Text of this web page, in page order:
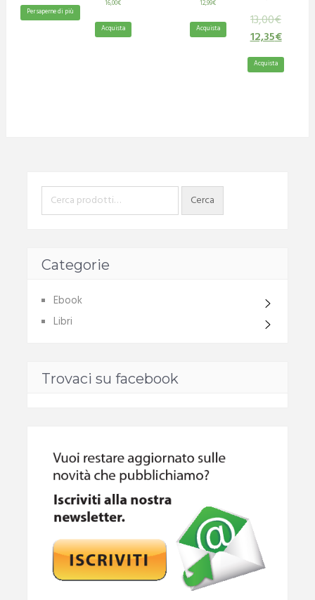
Per saperne di più 13,00€
12,35€
Acquista
16,00€
Acquista
12,99€
Acquista
Categorie
Ebook
Libri
Trovaci su facebook